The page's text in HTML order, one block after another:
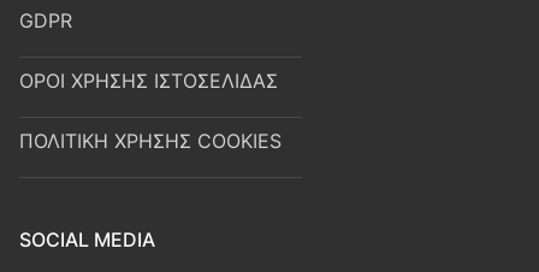
GDPR
ΟΡΟΙ ΧΡΗΣΗΣ ΙΣΤΟΣΕΛΙΔΑΣ
ΠΟΛΙΤΙΚΗ ΧΡΗΣΗΣ COOKIES
SOCIAL MEDIA